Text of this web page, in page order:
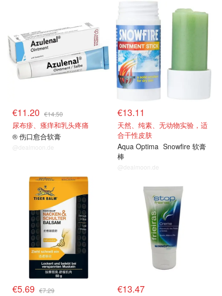
€11.20 €14.50
尿布疹、瘙痒和乳头疼痛
® 伤口愈合软膏
@dealmoon.de
€13.11
天然、纯素、无动物实验，适
合干性皮肤
Aqua Optima Snowfire 软膏
棒
@dealmoon.de
€5.69 €7.29 €13.47